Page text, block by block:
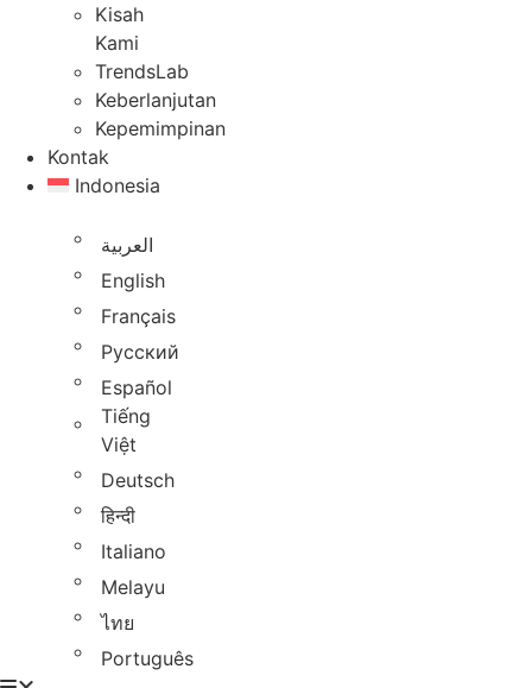
Kisah
Kami
TrendsLab
Keberlanjutan
Kepemimpinan
Kontak
Indonesia
العربية
English
Français
Русский
Español
Tiếng
Việt
Deutsch
हिन्दी
Italiano
Melayu
ไทย
Português